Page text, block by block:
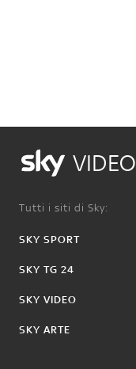
VIDEO
Tutti i siti di Sky:
SKY SPORT
SKY TG 24
SKY VIDEO
SKY ARTE